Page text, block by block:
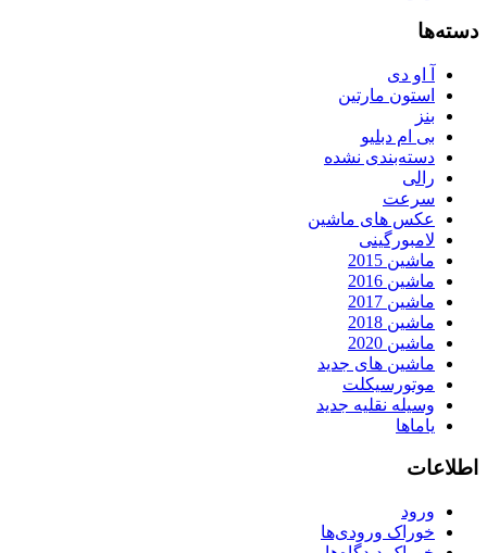
دسته‌ها
آ او دی
استون مارتین
بنز
بی ام دبلیو
دسته‌بندی نشده
رالی
سرعت
عکس های ماشین
لامبورگینی
ماشین 2015
ماشین 2016
ماشین 2017
ماشین 2018
ماشین 2020
ماشین های جدید
موتورسیکلت
وسیله نقلیه جدید
یاماها
اطلاعات
ورود
خوراک ورودی‌ها